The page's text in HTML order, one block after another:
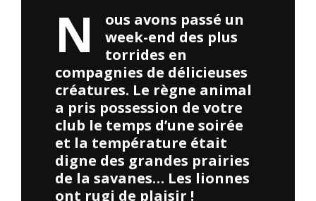
N
ous avons passé un
week-end des plus
torrides en
compagnies de délicieuses
créatures. Le règne animal
a pris possession de votre
club le temps d’une soirée
et la température était
digne des grandes prairies
de la savanes… Les lionnes
ont rugi de plaisir !